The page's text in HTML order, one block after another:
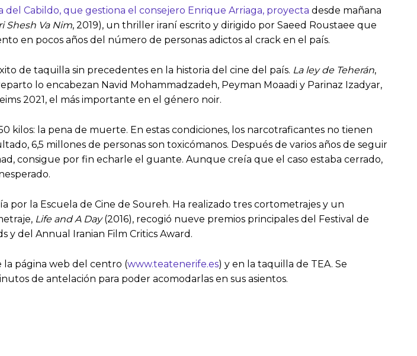
Cabildo, que gestiona el consejero Enrique Arriaga, proyecta desde mañana
Shesh Va Nim, 2019), un thriller iraní escrito y dirigido por Saeed Roustaee que
en pocos años del número de personas adictos al crack en el país.
de taquilla sin precedentes en la historia del cine del país. La ley de Teherán,
lo encabezan Navid Mohammadzadeh, Peyman Moaadi y Parinaz Izadyar,
2021, el más importante en el género noir.
kilos: la pena de muerte. En estas condiciones, los narcotraficantes no tienen
6,5 millones de personas son toxicómanos. Después de varios años de seguir
consigue por fin echarle el guante. Aunque creía que el caso estaba cerrado,
por la Escuela de Cine de Soureh. Ha realizado tres cortometrajes y un
Life and A Day(2016), recogió nueve premios principales del Festival de
y del Annual Iranian Film Critics Award.
la página web del centro (www.teatenerife.es) y en la taquilla de TEA. Se
de antelación para poder acomodarlas en sus asientos.